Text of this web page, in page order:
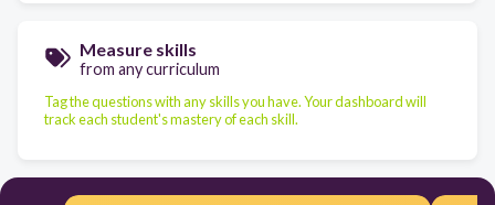
Measure skills
from any curriculum
Tag the questions with any skills you have. Your dashboard will
track each student's mastery of each skill.